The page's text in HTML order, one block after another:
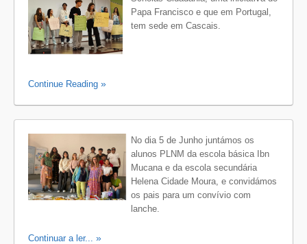
Papa Francisco e que em Portugal,
tem sede em Cascais.
Continue Reading
No dia 5 de Junho juntámos os
alunos PLNM da escola básica Ibn
Mucana e da escola secundária
Helena Cidade Moura, e convidámos
os pais para um convívio com
lanche.
Continuar a ler...